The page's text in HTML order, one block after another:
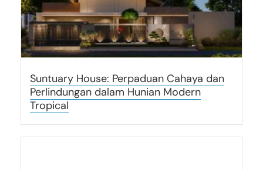
Suntuary House: Perpaduan Cahaya dan
Perlindungan dalam Hunian Modern
Tropical